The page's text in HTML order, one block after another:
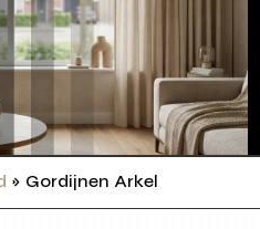
» Gordijnen Arkel